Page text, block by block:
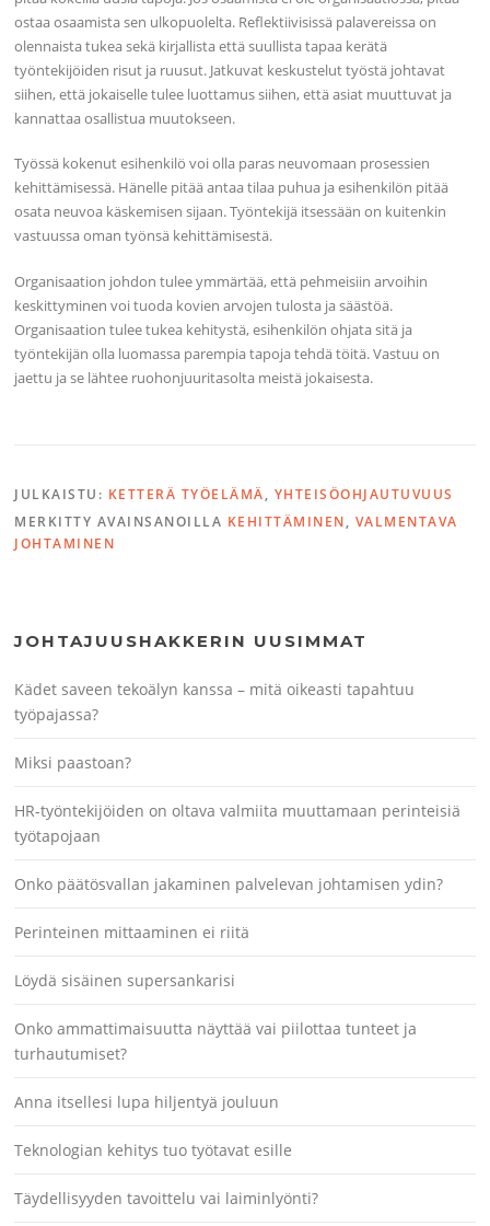
ostaa osaamista sen ulkopuolelta. Reflektiivisissä palavereissa on
olennaista tukea sekä kirjallista että suullista tapaa kerätä
työntekijöiden risut ja ruusut. Jatkuvat keskustelut työstä johtavat
siihen, että jokaiselle tulee luottamus siihen, että asiat muuttuvat ja
kannattaa osallistua muutokseen.
Työssä kokenut esihenkilö voi olla paras neuvomaan prosessien
kehittämisessä. Hänelle pitää antaa tilaa puhua ja esihenkilön pitää
osata neuvoa käskemisen sijaan. Työntekijä itsessään on kuitenkin
vastuussa oman työnsä kehittämisestä.
Organisaation johdon tulee ymmärtää, että pehmeisiin arvoihin
keskittyminen voi tuoda kovien arvojen tulosta ja säästöä.
Organisaation tulee tukea kehitystä, esihenkilön ohjata sitä ja
työntekijän olla luomassa parempia tapoja tehdä töitä. Vastuu on
jaettu ja se lähtee ruohonjuuritasolta meistä jokaisesta.
JULKAISTU: KETTERÄ TYÖELÄMÄ, YHTEISÖOHJAUTUVUUS
MERKITTY AVAINSANOILLA KEHITTÄMINEN, VALMENTAVA
JOHTAMINEN
JOHTAJUUSHAKKERIN UUSIMMAT
Kädet saveen tekoälyn kanssa – mitä oikeasti tapahtuu
työpajassa?
Miksi paastoan?
HR-työntekijöiden on oltava valmiita muuttamaan perinteisiä
työtapojaan
Onko päätösvallan jakaminen palvelevan johtamisen ydin?
Perinteinen mittaaminen ei riitä
Löydä sisäinen supersankarisi
Onko ammattimaisuutta näyttää vai piilottaa tunteet ja
turhautumiset?
Anna itsellesi lupa hiljentyä jouluun
Teknologian kehitys tuo työtavat esille
Täydellisyyden tavoittelu vai laiminlyönti?